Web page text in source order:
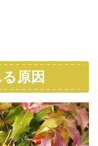
原因